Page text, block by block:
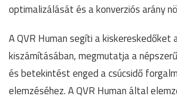
optimalizálását és a konverziós arány
A QVR Human segíti a
kiszámításában, megmutatja a
és betekintést enged a csúcsidő
elemzéséhez. A QVR Human által